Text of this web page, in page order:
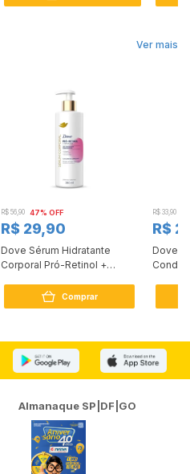
Ver mais
R$ 56,90 47% OFF
R$ 29,90
Dove Sérum Hidratante
Corporal Pró-Retinol +
Comprar
R$ 33,90
R$
Dove
Almanaque SP|DF|GO